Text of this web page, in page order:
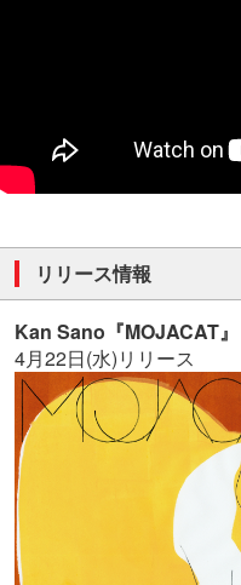
リリース情報
Kan Sano『MOJACAT』
4月22日(水)リリース